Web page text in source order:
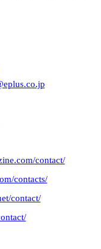
contact/
contacts/
contact/